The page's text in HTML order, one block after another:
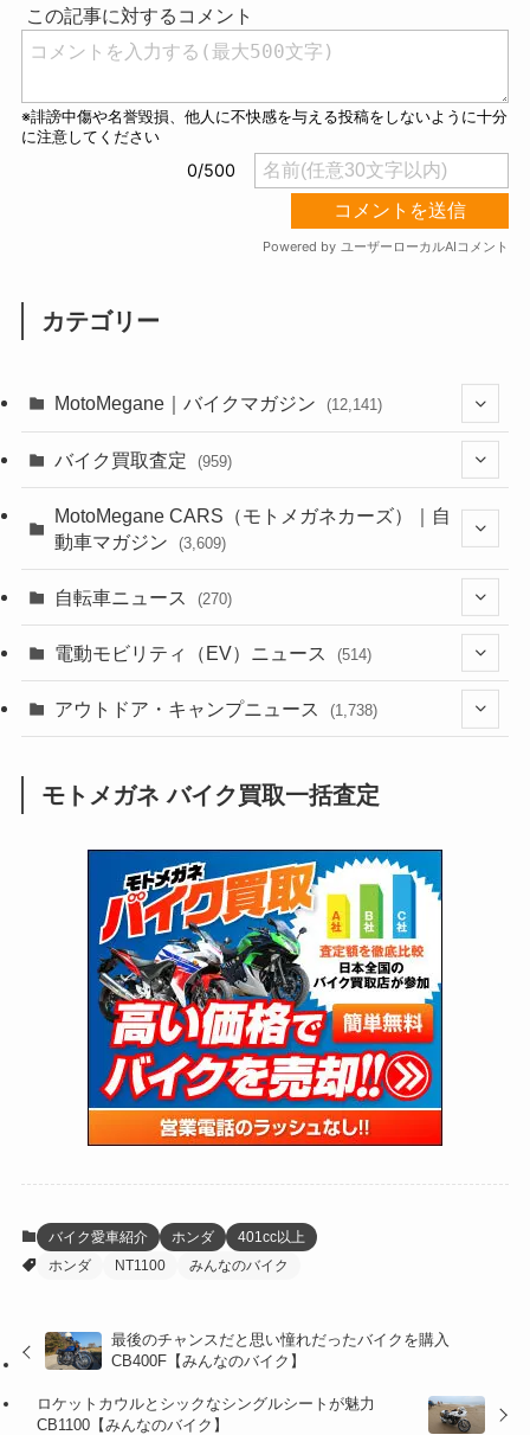
カテゴリー
MotoMegane｜バイクマガジン (12,141)
(44)
(640)
(118)
(60)
(31)
(51)
(34)
(5)
(12)
(65)
(109)
(252)
(38)
(24)
(16)
(25)
(24)
(47)
(15)
(5)
(249)
(64)
(16)
(62)
(4)
(6)
(17)
(5)
(27)
(306)
(6,958)
(2,474)
(249)
(1,226)
(12)
(131)
(38)
(131)
(167)
(85)
(21)
(61)
(171)
(98)
(13)
(60)
(274)
(171)
(38)
(47)
(59)
(41)
(47)
(1)
(66)
(16)
(141)
(255)
(204)
(1,143)
(166)
(23)
(33)
(34)
(35)
(41)
(415)
(16)
バイク買取査定 (959)
(352)
MotoMegane CARS（モトメガネカーズ）｜自
動車マガジン
(3,609)
(187)
(137)
(75)
(2,744)
(126)
(170)
自転車ニュース (270)
(54)
(211)
電動モビリティ（EV）ニュース (514)
(132)
(171)
(118)
(27)
アウトドア・キャンプニュース (1,738)
(1,605)
(147)
(13)
(19)
(12)
(16)
(20)
(4)
(16)
(1)
モトメガネ バイク買取一括査定
バイク愛車紹介 ホンダ
401cc以上
ホンダ
NT1100 みんなのバイク
最後のチャンスだと思い憧れだったバイクを購入
CB400F【みんなのバイク】
ロケットカウルとシックなシングルシートが魅力
CB1100【みんなのバイク】